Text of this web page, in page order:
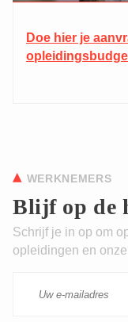
CAPTCHA
This question is
submissions.
Doe hier je
Blijf op de
WERKNEMERS
Schrijf je in op om
opleidingen en